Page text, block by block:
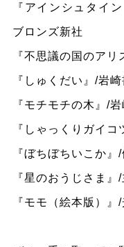
『アインシュタイ
ブロンズ新社
『不思議の国のアリ
『しゅくだい』/岩
『モチモチの木』/
『しゃっくりガイ
『ぼちぼちいこか』
『星のおうじさま』
『モモ（絵本版）』